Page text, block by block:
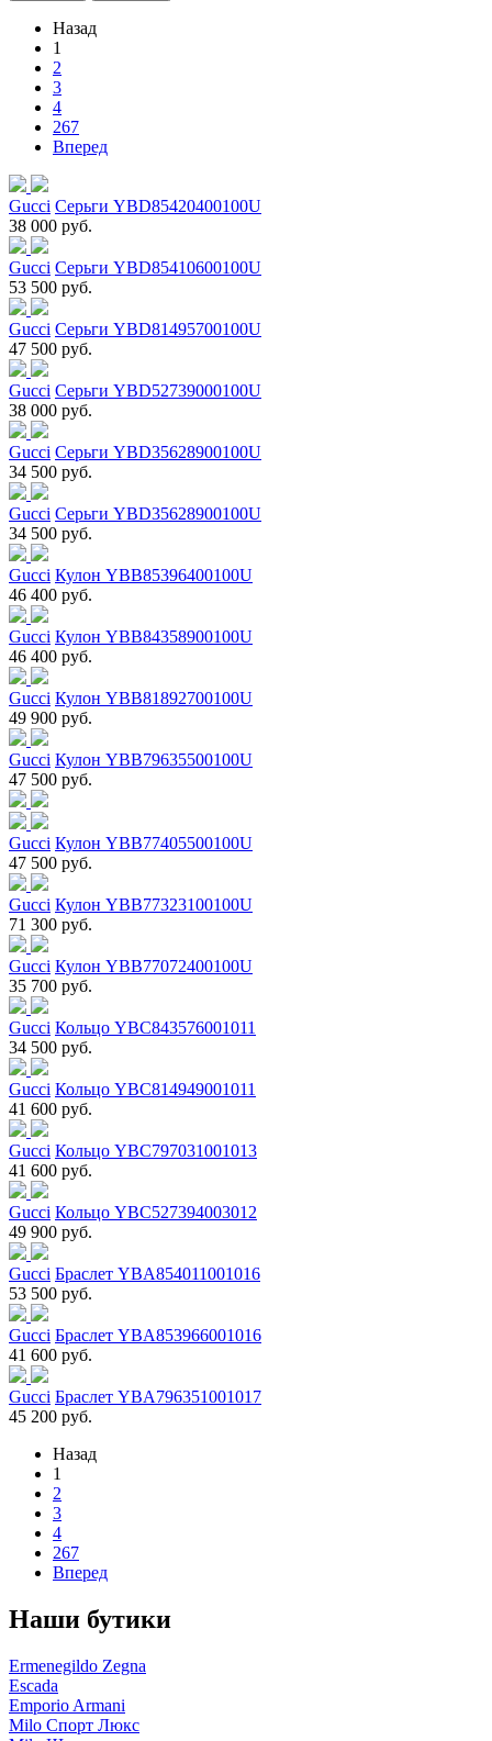
Назад
1
2
3
4
267
Вперед
Gucci Серьги YBD85420400100U
38 000 руб.
Gucci Серьги YBD85410600100U
53 500 руб.
Gucci Серьги YBD81495700100U
47 500 руб.
Gucci Серьги YBD52739000100U
38 000 руб.
Gucci Серьги YBD35628900100U
34 500 руб.
Gucci Серьги YBD35628900100U
34 500 руб.
Gucci Кулон YBB85396400100U
46 400 руб.
Gucci Кулон YBB84358900100U
46 400 руб.
Gucci Кулон YBB81892700100U
49 900 руб.
Gucci Кулон YBB79635500100U
47 500 руб.
Gucci Кулон YBB77405500100U
47 500 руб.
Gucci Кулон YBB77323100100U
71 300 руб.
Gucci Кулон YBB77072400100U
35 700 руб.
Gucci Кольцо YBC843576001011
34 500 руб.
Gucci Кольцо YBC814949001011
41 600 руб.
Gucci Кольцо YBC797031001013
41 600 руб.
Gucci Кольцо YBC527394003012
49 900 руб.
Gucci Браслет YBA854011001016
53 500 руб.
Gucci Браслет YBA853966001016
41 600 руб.
Gucci Браслет YBA796351001017
45 200 руб.
Назад
1
2
3
4
267
Вперед
Наши бутики
Ermenegildo Zegna
Escada
Emporio Armani
Milo Спорт Люкс